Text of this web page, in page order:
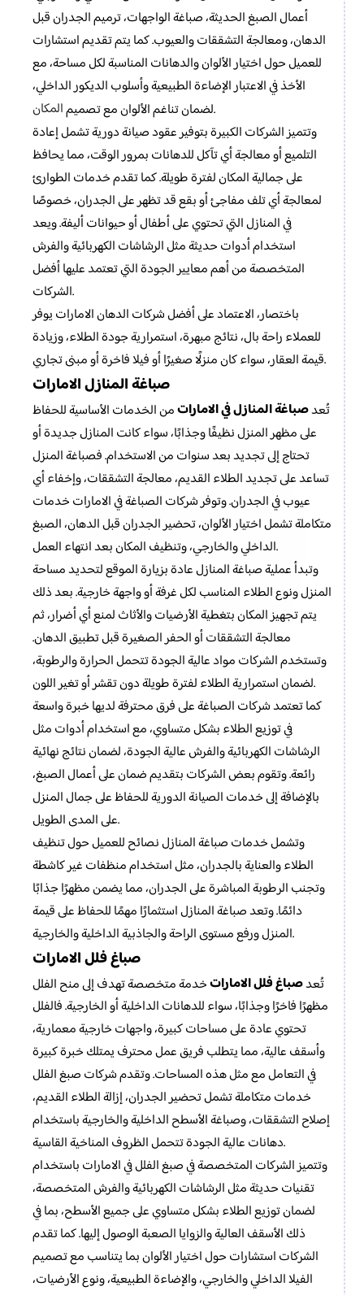
أعمال الصبغ الحديثة، صباغة الواجهات، ترميم الجدران قبل
الدهان، ومعالجة التشققات والعيوب. كما يتم تقديم استشارات
للعميل حول اختيار الألوان والدهانات المناسبة لكل مساحة، مع
الأخذ في الاعتبار الإضاءة الطبيعية وأسلوب الديكور الداخلي،
لضمان تناغم الألوان مع تصميمالمكان
.
وتتميز الشركات الكبيرة بتوفير عقود صيانة دورية تشمل إعادة
التلميع أو معالجة أي تآكل للدهانات بمرور الوقت، مما يحافظ
على جمالية المكان لفترة طويلة. كما تقدم خدمات الطوارئ
لمعالجة أي تلف مفاجئ أو بقع قد تظهر على الجدران، خصوصًا
في المنازل التي تحتوي على أطفال أو حيوانات أليفة. ويعد
استخدام أدوات حديثة مثل الرشاشات الكهربائية والفرش
المتخصصة من أهم معايير الجودة التي تعتمد عليها أفضل
الشركات.
باختصار، الاعتماد على أفضل شركات الدهان الامارات يوفر
للعملاء راحة بال، نتائج مبهرة، استمرارية جودة الطلاء، وزيادة
قيمة العقار، سواء كان منزلًا صغيرًا أو فيلا فاخرة أو مبنى تجاري.
صباغة المنازل الامارات
تُعدصباغة المنازل في الاماراتمن الخدمات الأساسية للحفاظ
على مظهر المنزل نظيفًا وجذابًا، سواء كانت المنازل جديدة أو
تحتاج إلى تجديد بعد سنوات من الاستخدام. فصباغة المنزل
تساعد على تجديد الطلاء القديم، معالجة التشققات، وإخفاء أي
عيوب في الجدران. وتوفر شركات الصباغة في الامارات خدمات
متكاملة تشمل اختيار الألوان، تحضير الجدران قبل الدهان، الصبغ
الداخلي والخارجي، وتنظيف المكان بعد انتهاء العمل.
وتبدأ عملية صباغة المنازل عادة بزيارة الموقع لتحديد مساحة
المنزل ونوع الطلاء المناسب لكل غرفة أو واجهة خارجية. بعد ذلك
يتم تجهيز المكان بتغطية الأرضيات والأثاث لمنع أي أضرار، ثم
معالجة التشققات أو الحفر الصغيرة قبل تطبيق الدهان.
وتستخدم الشركات مواد عالية الجودة تتحمل الحرارة والرطوبة،
لضمان استمرارية الطلاء لفترة طويلة دون تقشر أو تغير اللون.
كما تعتمد شركات الصباغة على فرق محترفة لديها خبرة واسعة
في توزيع الطلاء بشكل متساوي، مع استخدام أدوات مثل
الرشاشات الكهربائية والفرش عالية الجودة، لضمان نتائج نهائية
رائعة. وتقوم بعض الشركات بتقديم ضمان على أعمال الصبغ،
بالإضافة إلى خدمات الصيانة الدورية للحفاظ على جمال المنزل
على المدى الطويل.
وتشمل خدمات صباغة المنازل نصائح للعميل حول تنظيف
الطلاء والعناية بالجدران، مثل استخدام منظفات غير كاشطة
وتجنب الرطوبة المباشرة على الجدران، مما يضمن مظهرًا جذابًا
دائمًا. وتعد صباغة المنازل استثمارًا مهمًا للحفاظ على قيمة
المنزل ورفع مستوى الراحة والجاذبية الداخلية والخارجية.
صباغ فلل الامارات
تُعدصباغ فلل الاماراتخدمة متخصصة تهدف إلى منح الفلل
مظهرًا فاخرًا وجذابًا، سواء للدهانات الداخلية أو الخارجية. فالفلل
تحتوي عادة على مساحات كبيرة، واجهات خارجية معمارية،
وأسقف عالية، مما يتطلب فريق عمل محترف يمتلك خبرة كبيرة
في التعامل مع مثل هذه المساحات. وتقدم شركات صبغ الفلل
خدمات متكاملة تشمل تحضير الجدران، إزالة الطلاء القديم،
إصلاح التشققات، وصباغة الأسطح الداخلية والخارجية باستخدام
دهانات عالية الجودة تتحمل الظروف المناخية القاسية.
وتتميز الشركات المتخصصة في صبغ الفلل في الامارات باستخدام
تقنيات حديثة مثل الرشاشات الكهربائية والفرش المتخصصة،
لضمان توزيع الطلاء بشكل متساوي على جميع الأسطح، بما في
ذلك الأسقف العالية والزوايا الصعبة الوصول إليها. كما تقدم
الشركات استشارات حول اختيار الألوان بما يتناسب مع تصميم
الفيلا الداخلي والخارجي، والإضاءة الطبيعية، ونوع الأرضيات،